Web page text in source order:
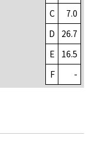
C
7.0
D
26.7
E
16.5
F
-